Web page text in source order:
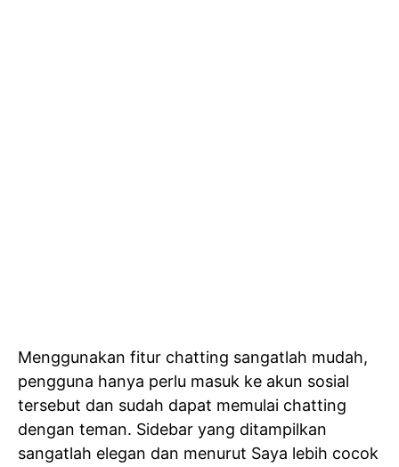
Menggunakan fitur chatting sangatlah mudah,
pengguna hanya perlu masuk ke akun sosial
tersebut dan sudah dapat memulai chatting
dengan teman. Sidebar yang ditampilkan
sangatlah elegan dan menurut Saya lebih cocok